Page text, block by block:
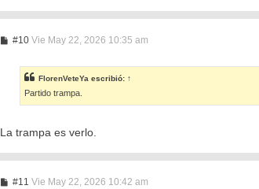
#10M
s
a
j
e
Vie May 22, 2026 10:35 am
FlorenVeteYa escribió: ↑
Partido trampa.
La trampa es verlo.
#11 M
Vie May 22, 2026 10:42 am